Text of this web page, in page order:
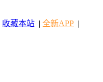
收藏本站 | 全新APP |